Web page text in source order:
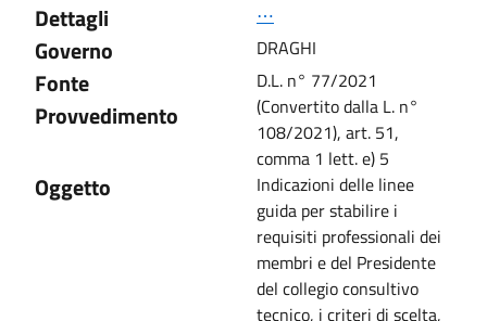
Dettagli
⋯
Governo DRAGHI
Fonte
Provvedimento
D.L. n° 77/2021
(Convertito dalla L. n°
108/2021), art. 51,
comma 1 lett. e) 5
Oggetto
Indicazioni delle linee
guida per stabilire i
requisiti professionali dei
membri e del Presidente
del collegio consultivo
tecnico, i criteri di scelta,